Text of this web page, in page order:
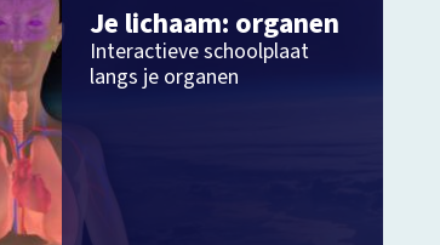
Je lichaam: organen
Interactieve schoolplaat
langs je organen